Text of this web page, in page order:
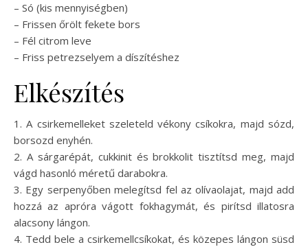
– Só (kis mennyiségben)
– Frissen őrölt fekete bors
– Fél citrom leve
– Friss petrezselyem a díszítéshez
Elkészítés
1. A csirkemelleket szeleteld vékony csíkokra, majd sózd,
borsozd enyhén.
2. A sárgarépát, cukkinit és brokkolit tisztítsd meg, majd
vágd hasonló méretű darabokra.
3. Egy serpenyőben melegítsd fel az olívaolajat, majd add
hozzá az apróra vágott fokhagymát, és pirítsd illatosra
alacsony lángon.
4. Tedd bele a csirkemellcsíkokat, és közepes lángon süsd